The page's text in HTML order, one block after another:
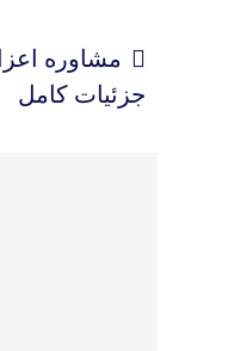
مشاوره
جزئیات کامل